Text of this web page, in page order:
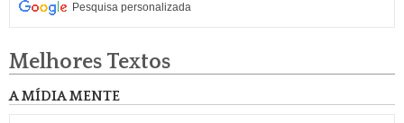
Pesquisa personalizada
Melhores Textos
A MÍDIA MENTE